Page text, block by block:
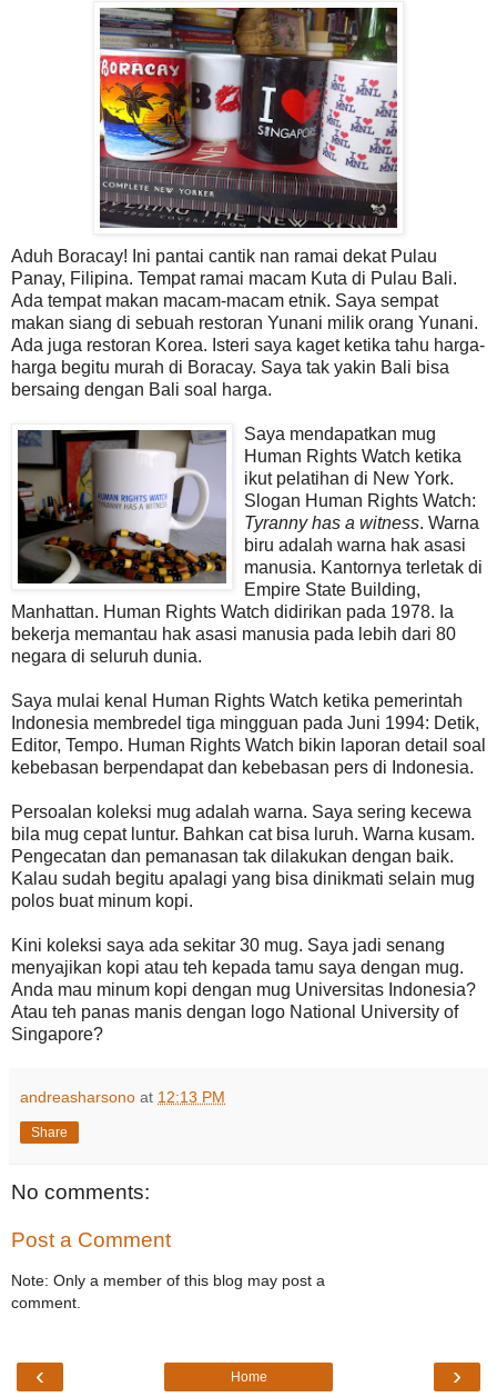
Aduh Boracay! Ini pantai cantik nan ramai dekat Pulau
Panay, Filipina. Tempat ramai macam Kuta di Pulau Bali.
Ada tempat makan macam-macam etnik. Saya sempat
makan siang di sebuah restoran Yunani milik orang Yunani.
Ada juga restoran Korea. Isteri saya kaget ketika tahu harga-
harga begitu murah di Boracay. Saya tak yakin Bali bisa
bersaing dengan Bali soal harga.
Saya mendapatkan mug
Human Rights Watch ketika
ikut pelatihan di New York.
Slogan Human Rights Watch:
Tyranny has a witness. Warna
biru adalah warna hak asasi
manusia. Kantornya terletak di
Empire State Building,
Manhattan. Human Rights Watch didirikan pada 1978. Ia
bekerja memantau hak asasi manusia pada lebih dari 80
negara di seluruh dunia.
Saya mulai kenal Human Rights Watch ketika pemerintah
Indonesia membredel tiga mingguan pada Juni 1994: Detik,
Editor, Tempo. Human Rights Watch bikin laporan detail soal
kebebasan berpendapat dan kebebasan pers di Indonesia.
Persoalan koleksi mug adalah warna. Saya sering kecewa
bila mug cepat luntur. Bahkan cat bisa luruh. Warna kusam.
Pengecatan dan pemanasan tak dilakukan dengan baik.
Kalau sudah begitu apalagi yang bisa dinikmati selain mug
polos buat minum kopi.
Kini koleksi saya ada sekitar 30 mug. Saya jadi senang
menyajikan kopi atau teh kepada tamu saya dengan mug.
Anda mau minum kopi dengan mug Universitas Indonesia?
Atau teh panas manis dengan logo National University of
Singapore?
andreasharsono at 12:13 PM
Share
No comments:
Post a Comment
Note: Only a member of this blog may post a
comment.
‹ ›
Home